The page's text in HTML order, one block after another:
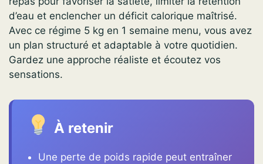
d’eau et enclencher un déficit calorique maîtrisé.
Avec ce régime 5 kg en 1 semaine menu, vous avez
un plan structuré et adaptable à votre quotidien.
Gardez une approche réaliste et écoutez vos
sensations.
À retenir
Une perte de poids rapide peut entraîner